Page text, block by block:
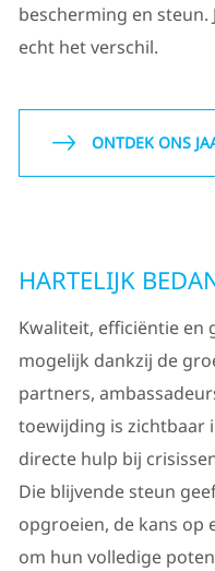
bescherming en
echt het verschil.
ONTDEK ONS
HARTELIJK
Kwaliteit, efficiëntie en
mogelijk dankzij de
partners,
toewijding is zichtbaar
directe hulp bij
Die blijvende steun
opgroeien, de kans op
om hun volledige